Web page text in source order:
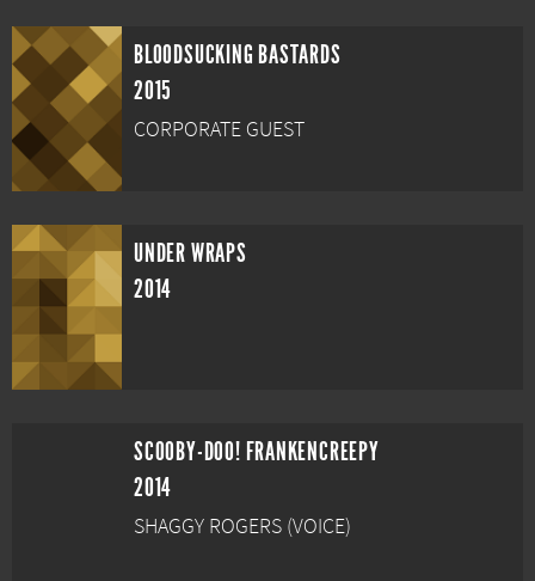
BLOODSUCKING BASTARDS
2015
CORPORATE GUEST
UNDER WRAPS
2014
SCOOBY-DOO! FRANKENCREEPY
2014
SHAGGY ROGERS (VOICE)